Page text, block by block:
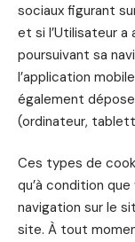
sociaux figurant
et si l’Utilisateur
poursuivant sa
l’application
également
(ordinateur,
Ces types de
qu’à condition
navigation sur le
site. À tout